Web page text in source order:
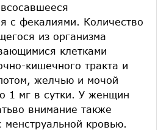
с фекалиями. Количество
из организма
клетками
кишечного тракта и
желчью и мочой
1 мг в сутки. У женщин
внимание также
кровью.